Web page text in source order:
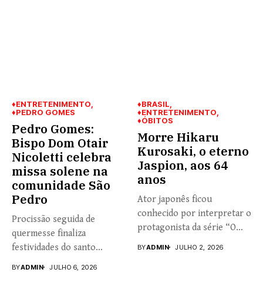
♦ENTRETENIMENTO
♦PEDRO GOMES
Pedro Gomes:
Bispo Dom Otair
Nicoletti celebra
missa solene na
comunidade São
Pedro
Procissão seguida de
quermesse finaliza
festividades do santo
BYADMIN JULHO 6, 2026
♦BRASIL
♦ENTRETENIMENTO
♦ÓBITOS
Morre Hikaru
Kurosaki, o eterno
Jaspion, aos 64
anos
Ator japonês ficou
conhecido por interpretar o
protagonista da série “O
BYADMIN JULHO 2, 2026